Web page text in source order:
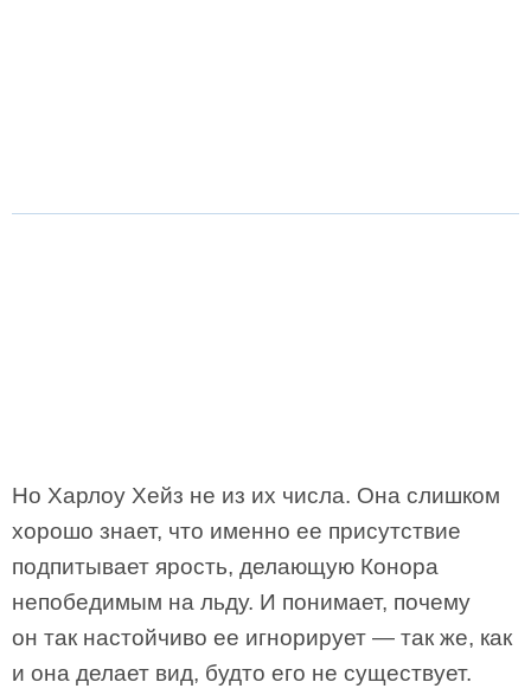
Но Харлоу Хейз не из их числа. Она слишком
хорошо знает, что именно ее присутствие
подпитывает ярость, делающую Конора
непобедимым на льду. И понимает, почему
он так настойчиво ее игнорирует — так же, как
и она делает вид, будто его не существует.